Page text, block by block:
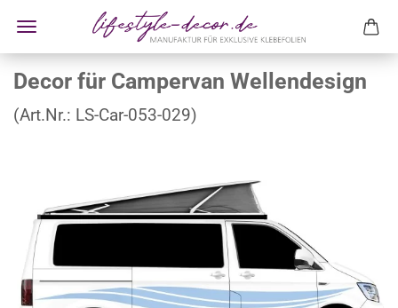
Decor für Campervan Wellendesign
(Art.Nr.: LS-Car-053-029)